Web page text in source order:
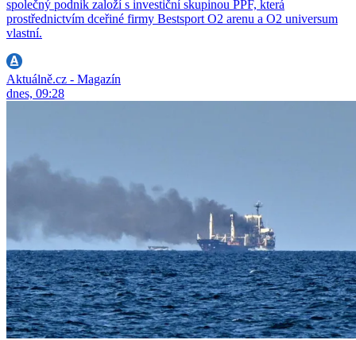
společný podnik založí s investiční skupinou PPF, která
prostřednictvím dceřiné firmy Bestsport O2 arenu a O2 universum
vlastní.
Aktuálně.cz - Magazín
dnes, 09:28